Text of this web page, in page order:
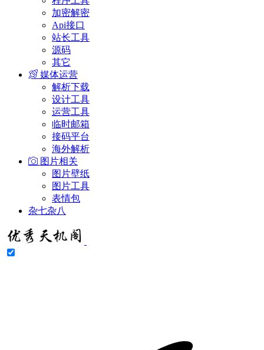
加密解密
Api接口
站长工具
源码
其它
媒体运营
解析下载
设计工具
运营工具
临时邮箱
接码平台
海外解析
图片相关
图片壁纸
图片工具
表情包
杂七杂八